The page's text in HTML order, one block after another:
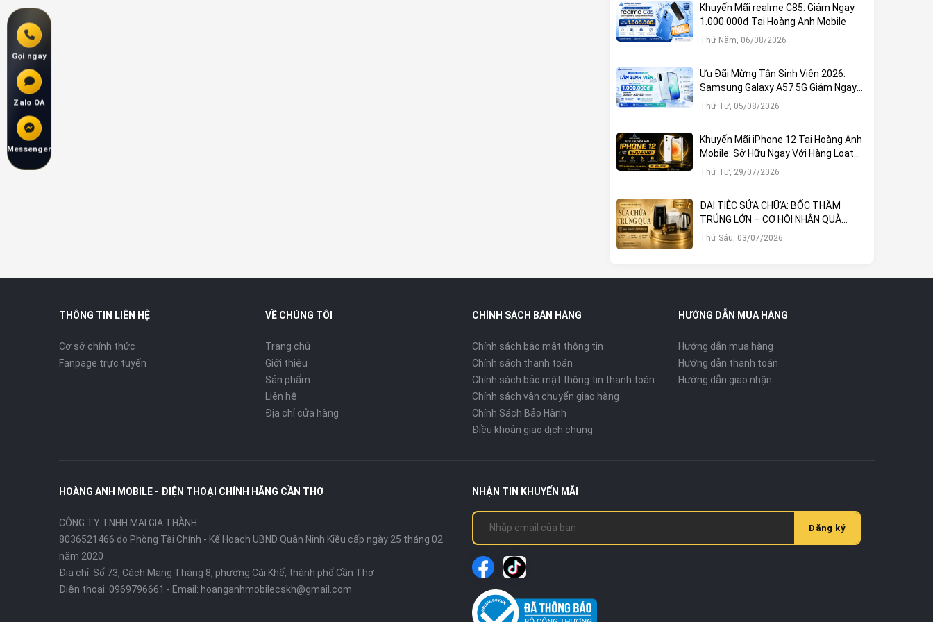
Khuyến Mãi realme C85: Giảm Ngay
1.000.000đ Tại Hoàng Anh Mobile
Thứ Năm, 06/08/2026
Ưu Đãi Mừng Tân Sinh Viên 2026:
Samsung Galaxy A57 5G Giảm Ngay
1.000.000đ
Thứ Tư, 05/08/2026
Khuyến Mãi iPhone 12 Tại Hoàng Anh
Mobile: Sở Hữu Ngay Với Hàng Loạt
Ưu Đãi Hấp Dẫn
Thứ Tư, 29/07/2026
ĐẠI TIỆC SỬA CHỮA: BỐC THĂM
TRÚNG LỚN – CƠ HỘI NHẬN QUÀ
KHỦNG TẠI HOÀNG ANH MOBILE
Thứ Sáu, 03/07/2026
THÔNG TIN LIÊN HỆ
Cơ sở chính thức
Fanpage trực tuyến
VỀ CHÚNG TÔI
Trang chủ
Giới thiệu
Sản phẩm
Liên hệ
Địa chỉ cửa hàng
CHÍNH SÁCH BÁN HÀNG
Chính sách bảo mật thông tin
Chính sách thanh toán
Chính sách bảo mật thông tin thanh toán
Chính sách vận chuyển giao hàng
Chính Sách Bảo Hành
Điều khoản giao dịch chung
HƯỚNG DẪN MUA HÀNG
Hướng dẫn mua hàng
Hướng dẫn thanh toán
Hướng dẫn giao nhận
HOÀNG ANH MOBILE - ĐIỆN THOẠI CHÍNH HÃNG CẦN THƠ
CÔNG TY TNHH MAI GIA THÀNH
8036521466 do Phòng Tài Chính - Kế Hoạch UBND Quận Ninh Kiều cấp ngày 25 tháng 02
năm 2020
Địa chỉ: Số 73, Cách Mạng Tháng 8, phường Cái Khế, thành phố Cần Thơ
Điện thoại: 0969796661 - Email: hoanganhmobilecskh@gmail.com
NHẬN TIN KHUYẾN MÃI
Đăng ký
Gọi ngay
Zalo OA
Messenger